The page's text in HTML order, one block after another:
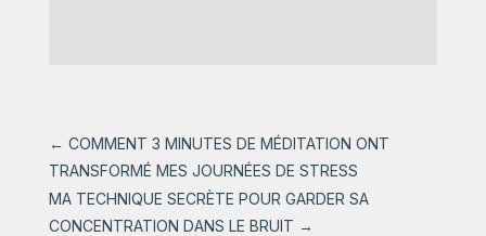
← COMMENT 3 MINUTES DE MÉDITATION ONT
TRANSFORMÉ MES JOURNÉES DE STRESS
MA TECHNIQUE SECRÈTE POUR GARDER SA
CONCENTRATION DANS LE BRUIT →